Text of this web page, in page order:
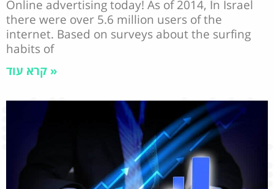
Online advertising today! As of 2014, In Israel
there were over 5.6 million users of the
internet. Based on surveys about the surfing
habits of
קרא עוד »